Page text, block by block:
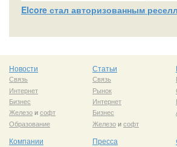
Elcore стал авторизованным
Новости
Связь
Интернет
Бизнес
Железоисофт
Образование
Статьи
Связь
Рынок
Интернет
Бизнес
Железоисофт
Компании Пресса